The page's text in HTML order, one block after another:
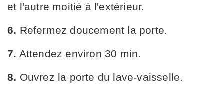
et l'autre moitié à l'extérieur.
6. Refermez doucement la porte.
7. Attendez environ 30 min.
8. Ouvrez la porte du lave-vaisselle.